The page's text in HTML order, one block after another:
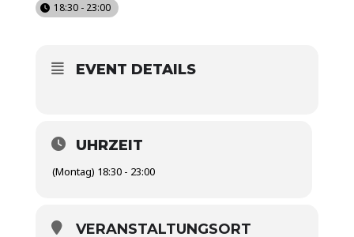
18:30 - 23:00
EVENT DETAILS
UHRZEIT
(Montag) 18:30 - 23:00
VERANSTALTUNGSORT